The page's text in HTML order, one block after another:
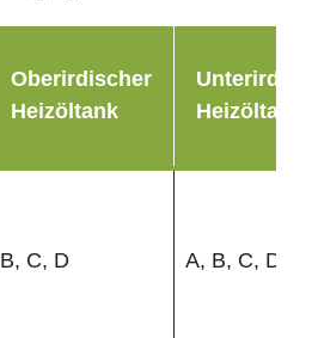
Oberirdischer
Heizöltank
Heizöltank
B, C, D A, B, C, D